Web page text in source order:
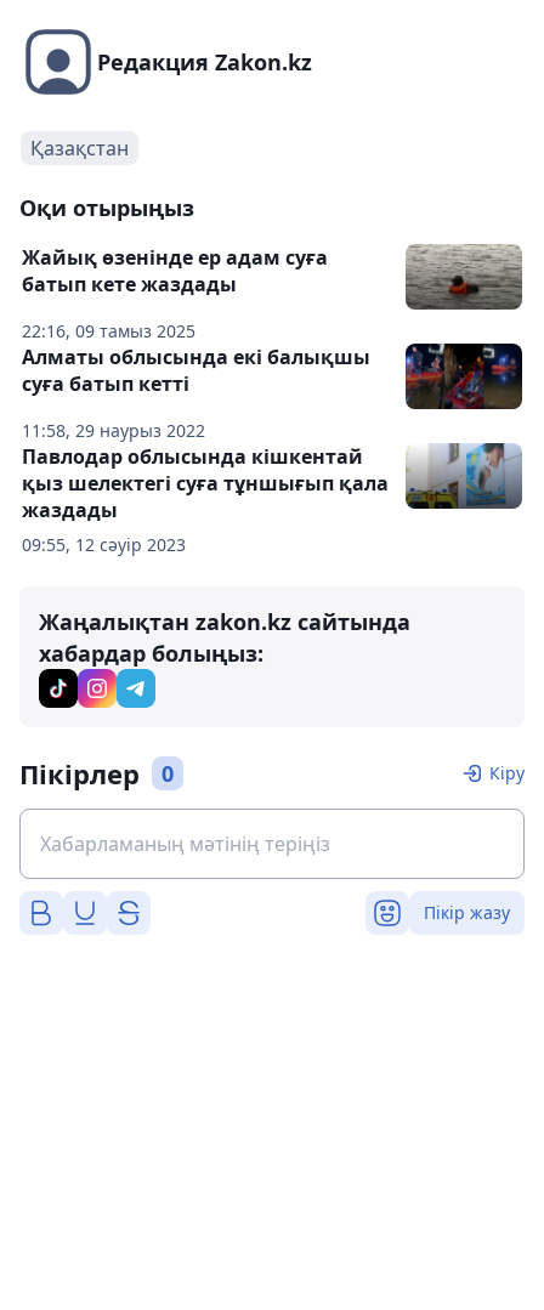
Редакция Zakon.kz
Қазақстан
Оқи отырыңыз
22:16, 09 тамыз 2025
Жайық өзенінде ер адам суға
батып кете жаздады
11:58, 29 наурыз 2022
Алматы облысында екі балықшы
суға батып кетті
09:55, 12 сәуір 2023
Павлодар облысында кішкентай
қыз шелектегі суға тұншығып қала
жаздады
Жаңалықтан zakon.kz сайтында
хабардар болыңыз:
Пікірлер 0 Кіру
Пікір жазу